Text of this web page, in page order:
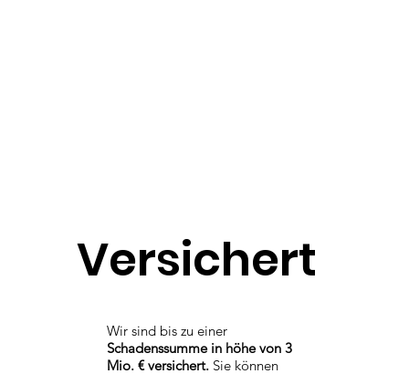
Versichert
Wir sind bis zu einer
Schadenssumme in höhe von 3
Mio. € versichert. Sie können